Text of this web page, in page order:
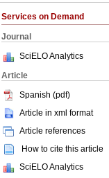
Services on Demand
Journal
SciELO Analytics
Article
Spanish (pdf)
Article in xml format
Article references
How to cite this article
SciELO Analytics